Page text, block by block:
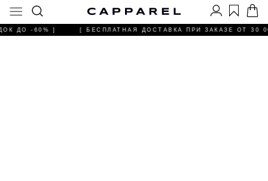
ДО -60% ] [ БЕСПЛАТНАЯ ДОСТАВКА ПРИ ЗАКАЗЕ ОТ 30